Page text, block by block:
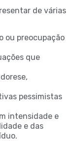
de várias
ou preocupação
que
pessimistas
intensidade e
e das